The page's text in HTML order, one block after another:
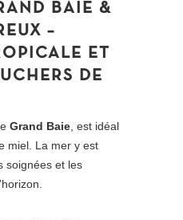
BAIE &
–
ET
DE
Grand Baie, est idéal
miel. La mer y est
soignées et les